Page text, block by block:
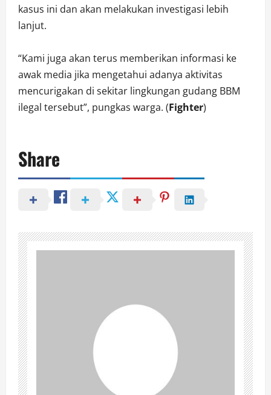
kasus ini dan akan melakukan investigasi lebih
lanjut.
“Kami juga akan terus memberikan informasi ke
awak media jika mengetahui adanya aktivitas
mencurigakan di sekitar lingkungan gudang BBM
ilegal tersebut”, pungkas warga. (Fighter)
Share